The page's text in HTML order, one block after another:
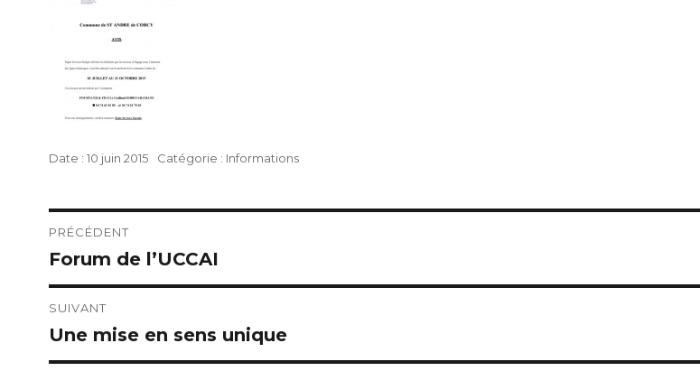
Publié
10 juin 2015 Catégories
Informations
Navigation
de
l’article
PRÉCÉDENT
Publication
précédente :
Forum de l’UCCAI
SUIVANT
Publication
suivante :
Une mise en sens unique